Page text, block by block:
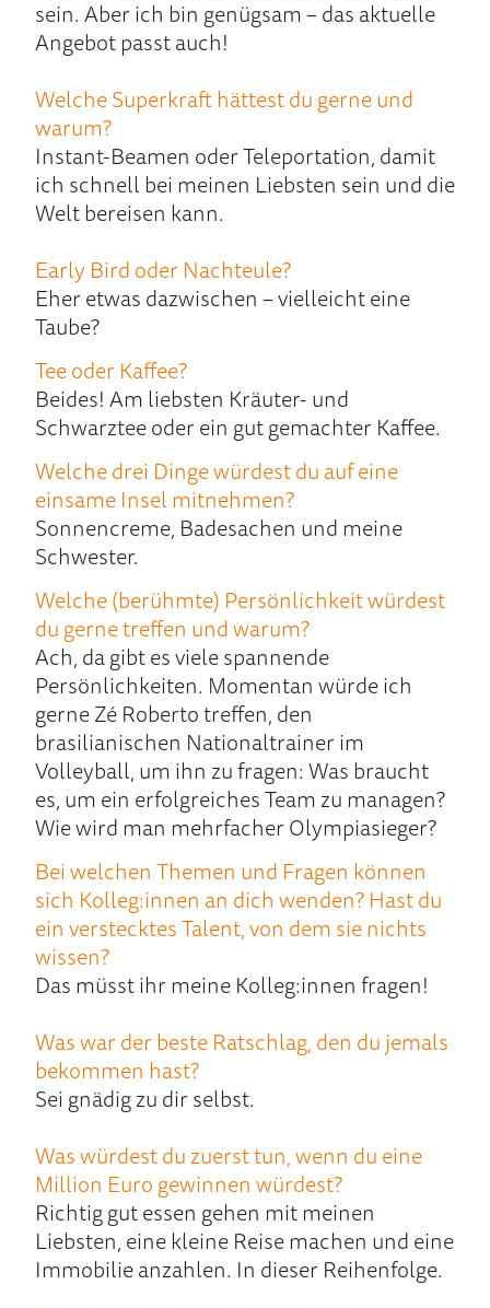
sein. Aber ich bin genügsam – das aktuelle
Angebot passt auch!
Welche Superkraft hättest du gerne und
warum?
Instant-Beamen oder Teleportation, damit
ich schnell bei meinen Liebsten sein und die
Welt bereisen kann.
Early Bird oder Nachteule?
Eher etwas dazwischen – vielleicht eine
Taube?
Tee oder Kaffee?
Beides! Am liebsten Kräuter- und
Schwarztee oder ein gut gemachter Kaffee.
Welche drei Dinge würdest du auf eine
einsame Insel mitnehmen?
Sonnencreme, Badesachen und meine
Schwester.
Welche (berühmte) Persönlichkeit würdest
du gerne treffen und warum?
Ach, da gibt es viele spannende
Persönlichkeiten. Momentan würde ich
gerne Zé Roberto treffen, den
brasilianischen Nationaltrainer im
Volleyball, um ihn zu fragen: Was braucht
es, um ein erfolgreiches Team zu managen?
Wie wird man mehrfacher Olympiasieger?
Bei welchen Themen und Fragen können
sich Kolleg:innen an dich wenden? Hast du
ein verstecktes Talent, von dem sie nichts
wissen?
Das müsst ihr meine Kolleg:innen fragen!
Was war der beste Ratschlag, den du jemals
bekommen hast?
Sei gnädig zu dir selbst.
Was würdest du zuerst tun, wenn du eine
Million Euro gewinnen würdest?
Richtig gut essen gehen mit meinen
Liebsten, eine kleine Reise machen und eine
Immobilie anzahlen. In dieser Reihenfolge.